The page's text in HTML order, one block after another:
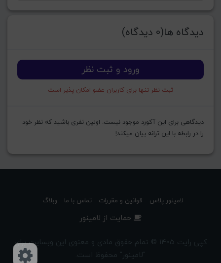
دیدگاه ها(0 دیدگاه)
ورود و ثبت نظر
ثبت نظر تنها برای کاربران عضو امکان پذیر است
دیدگاهی برای این آکورد موجود نیست. اولین نفری باشید که نظر خود
را در رابطه با این ترانه بیان میکند!
لامینور پلاس قوانین و مقررات تماس با ما وبلاگ
حمایت از لامینور
کپی رایت 1405 © تمام حقوق مادی و معنوی این وبسایت برای
"لامینور" محفوظ است.